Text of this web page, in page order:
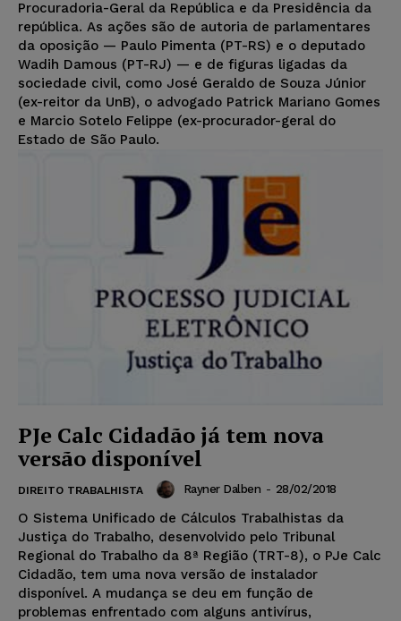
Procuradoria-Geral da República e da Presidência da
república. As ações são de autoria de parlamentares
da oposição — Paulo Pimenta (PT-RS) e o deputado
Wadih Damous (PT-RJ) — e de figuras ligadas da
sociedade civil, como José Geraldo de Souza Júnior
(ex-reitor da UnB), o advogado Patrick Mariano Gomes
e Marcio Sotelo Felippe (ex-procurador-geral do
Estado de São Paulo.
PJe Calc Cidadão já tem nova
versão disponível
DIREITO TRABALHISTA Rayner Dalben - 28/02/2018
O Sistema Unificado de Cálculos Trabalhistas da
Justiça do Trabalho, desenvolvido pelo Tribunal
Regional do Trabalho da 8ª Região (TRT-8), o PJe Calc
Cidadão, tem uma nova versão de instalador
disponível. A mudança se deu em função de
problemas enfrentado com alguns antivírus,